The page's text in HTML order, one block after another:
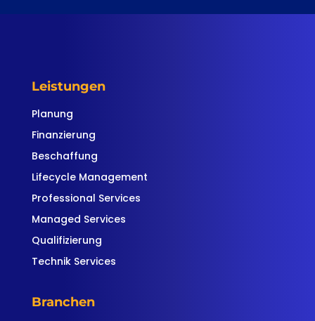
Leistungen
Planung
Finanzierung
Beschaffung
Lifecycle Management
Professional Services
Managed Services
Qualifizierung
Technik Services
Branchen